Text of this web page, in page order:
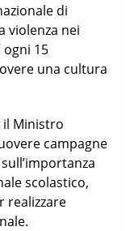
di
violenza nei
15
una cultura
il Ministro
campagne
scolastico,
realizzare